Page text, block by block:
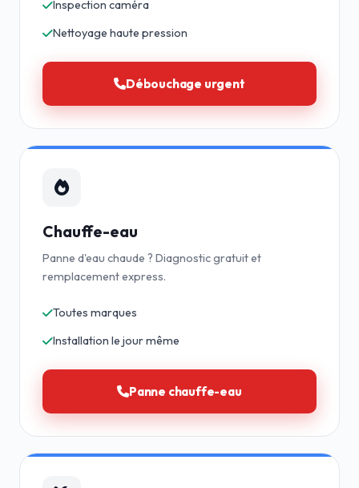
Inspection caméra
Nettoyage haute pression
Débouchage urgent
Chauffe-eau
Panne d'eau chaude ? Diagnostic gratuit et
remplacement express.
Toutes marques
Installation le jour même
Panne chauffe-eau